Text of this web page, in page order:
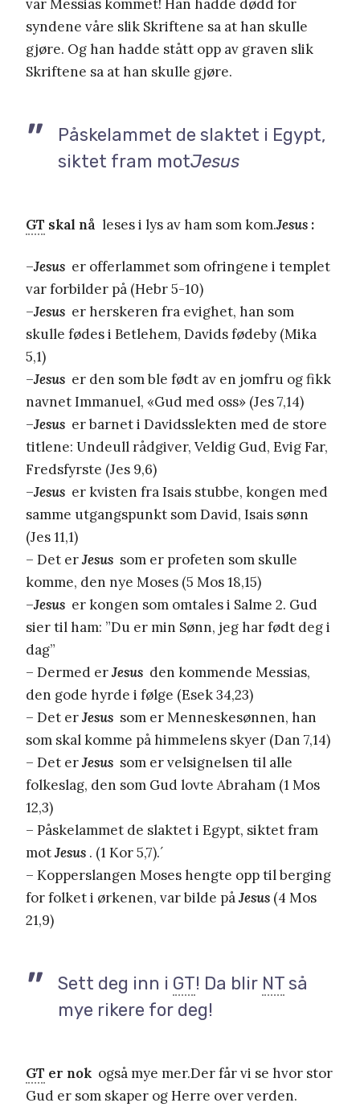
var Messias kommet! Han hadde dødd for
syndene våre slik Skriftene sa at han skulle
gjøre. Og han hadde stått opp av graven slik
Skriftene sa at han skulle gjøre.
Påskelammet de slaktet i Egypt,
siktet fram motJesus
GT skal nå leses i lys av ham som kom.Jesus :
–Jesus er offerlammet som ofringene i templet
var forbilder på (Hebr 5-10)
–Jesus er herskeren fra evighet, han som
skulle fødes i Betlehem, Davids fødeby (Mika
5,1)
–Jesus er den som ble født av en jomfru og fikk
navnet Immanuel, «Gud med oss» (Jes 7,14)
–Jesus er barnet i Davidsslekten med de store
titlene: Undeull rådgiver, Veldig Gud, Evig Far,
Fredsfyrste (Jes 9,6)
–Jesus er kvisten fra Isais stubbe, kongen med
samme utgangspunkt som David, Isais sønn
(Jes 11,1)
– Det erJesus som er profeten som skulle
komme, den nye Moses (5 Mos 18,15)
–Jesus er kongen som omtales i Salme 2. Gud
sier til ham: ”Du er min Sønn, jeg har født deg i
dag”
– Dermed erJesus den kommende Messias,
den gode hyrde i følge (Esek 34,23)
– Det erJesus som er Menneskesønnen, han
som skal komme på himmelens skyer (Dan 7,14)
– Det erJesus som er velsignelsen til alle
folkeslag, den som Gud lovte Abraham (1 Mos
12,3)
– Påskelammet de slaktet i Egypt, siktet fram
motJesus . (1 Kor 5,7).´
– Kopperslangen Moses hengte opp til berging
for folket i ørkenen, var bilde påJesus (4 Mos
21,9)
Sett deg inn i GT! Da blir NTså
mye rikere for deg!
GT er nok også mye mer.Der får vi se hvor stor
Gud er som skaper og Herre over verden.